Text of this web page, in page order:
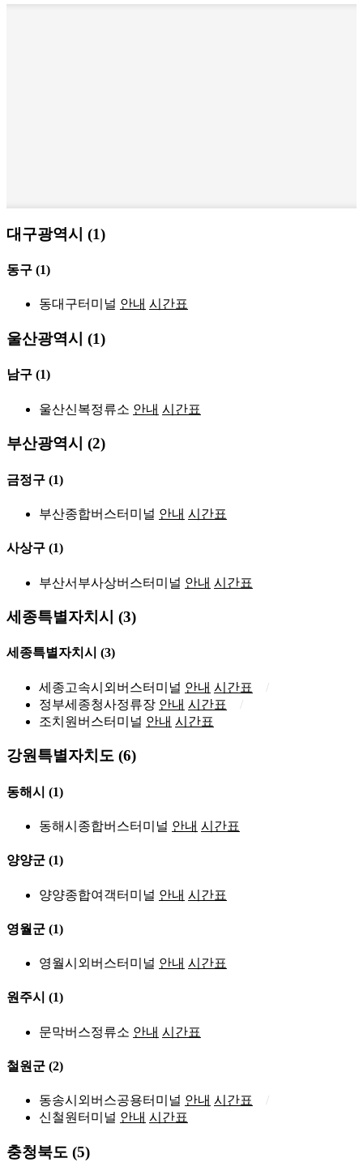
대구광역시 (1)
동구 (1)
동대구터미널 안내 시간표
울산광역시 (1)
남구 (1)
울산신복정류소 안내 시간표
부산광역시 (2)
금정구 (1)
부산종합버스터미널 안내 시간표
사상구 (1)
부산서부사상버스터미널 안내 시간표
세종특별자치시 (3)
세종특별자치시 (3)
세종고속시외버스터미널 안내 시간표
정부세종청사정류장 안내 시간표
조치원버스터미널 안내 시간표
강원특별자치도 (6)
동해시 (1)
동해시종합버스터미널 안내 시간표
양양군 (1)
양양종합여객터미널 안내 시간표
영월군 (1)
영월시외버스터미널 안내 시간표
원주시 (1)
문막버스정류소 안내 시간표
철원군 (2)
동송시외버스공용터미널 안내 시간표
신철원터미널 안내 시간표
충청북도 (5)